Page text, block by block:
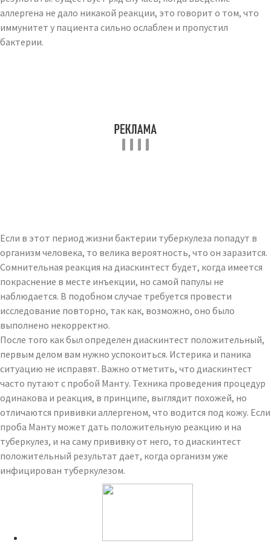
аллергена не дало никакой реакции, это говорит о том, что
иммунитет у пациента сильно ослаблен и пропустил
бактерии.
Если в этот период жизни бактерии туберкулеза попадут в
организм человека, то велика вероятность, что он заразится.
Сомнительная реакция на диаскинтест будет, когда имеется
покраснение в месте инъекции, но самой папулы не
наблюдается. В подобном случае требуется провести
исследование повторно, так как, возможно, оно было
выполнено некорректно.
После того как был определен диаскинтест положительный,
первым делом вам нужно успокоиться. Истерика и паника
ситуацию не исправят. Важно отметить, что диаскинтест
часто путают с пробой Манту. Техника проведения процедур
одинакова и реакция, в принципе, выглядит похожей, но
отличаются прививки аллергеном, что водится под кожу. Если
проба Манту может дать положительную реакцию и на
туберкулез, и на саму прививку от него, то диаскинтест
положительный результат дает, когда организм уже
инфицирован туберкулезом.